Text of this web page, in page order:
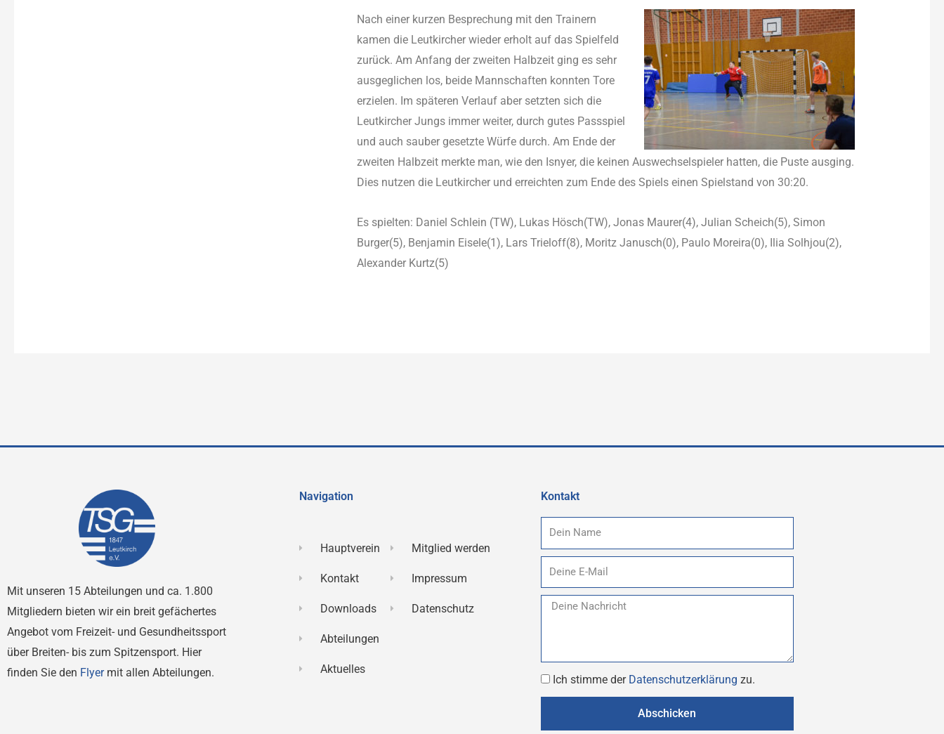
Nach einer kurzen Besprechung mit den Trainern
kamen die Leutkircher wieder erholt auf das Spielfeld
zurück. Am Anfang der zweiten Halbzeit ging es sehr
ausgeglichen los, beide Mannschaften konnten Tore
erzielen. Im späteren Verlauf aber setzten sich die
Leutkircher Jungs immer weiter, durch gutes Passspiel
und auch sauber gesetzte Würfe durch. Am Ende der
zweiten Halbzeit merkte man, wie den Isnyer, die keinen Auswechselspieler hatten, die Puste ausging.
Dies nutzen die Leutkircher und erreichten zum Ende des Spiels einen Spielstand von 30:20.
Es spielten: Daniel Schlein (TW), Lukas Hösch(TW), Jonas Maurer(4), Julian Scheich(5), Simon
Burger(5), Benjamin Eisele(1), Lars Trieloff(8), Moritz Janusch(0), Paulo Moreira(0), Ilia Solhjou(2),
Alexander Kurtz(5)
Mit unseren 15 Abteilungen und ca. 1.800
Mitgliedern bieten wir ein breit gefächertes
Angebot vom Freizeit- und Gesundheitssport
über Breiten- bis zum Spitzensport. Hier
finden Sie den Flyer mit allen Abteilungen.
Navigation
Hauptverein
Kontakt
Downloads
Abteilungen
Aktuelles
Mitglied werden
Impressum
Datenschutz
Kontakt
Name
Mail
Nachricht
Datenschutz
Ich stimme der Datenschutzerklärung zu.
Abschicken